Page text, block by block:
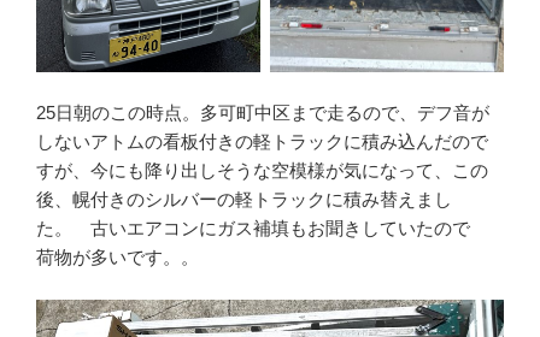
25日朝のこの時点。多可町中区まで走るので、デフ音が
しないアトムの看板付きの軽トラックに積み込んだので
すが、今にも降り出しそうな空模様が気になって、この
後、幌付きのシルバーの軽トラックに積み替えまし
た。 古いエアコンにガス補填もお聞きしていたので
荷物が多いです。。